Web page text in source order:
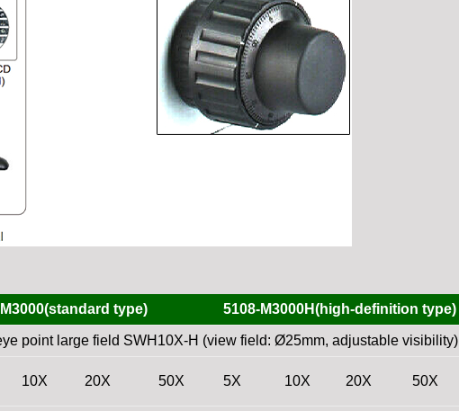
type) 5108-M3000H(high-definition type)
point large field SWH10X-H (view field: Ø25mm, adjustable visibility)
10X 20X 50X 5X 10X 20X 50X